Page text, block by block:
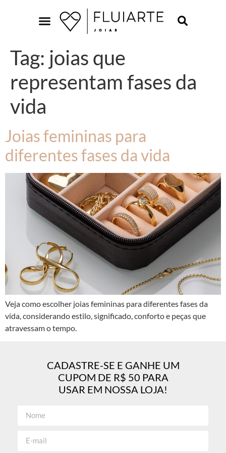
Tag: joias que
representam fases da
vida
Joias femininas para
diferentes fases da vida
Veja como escolher joias femininas para diferentes fases da
vida, considerando estilo, significado, conforto e peças que
atravessam o tempo.
CADASTRE-SE E GANHE UM
CUPOM DE R$ 50 PARA
USAR EM NOSSA LOJA!